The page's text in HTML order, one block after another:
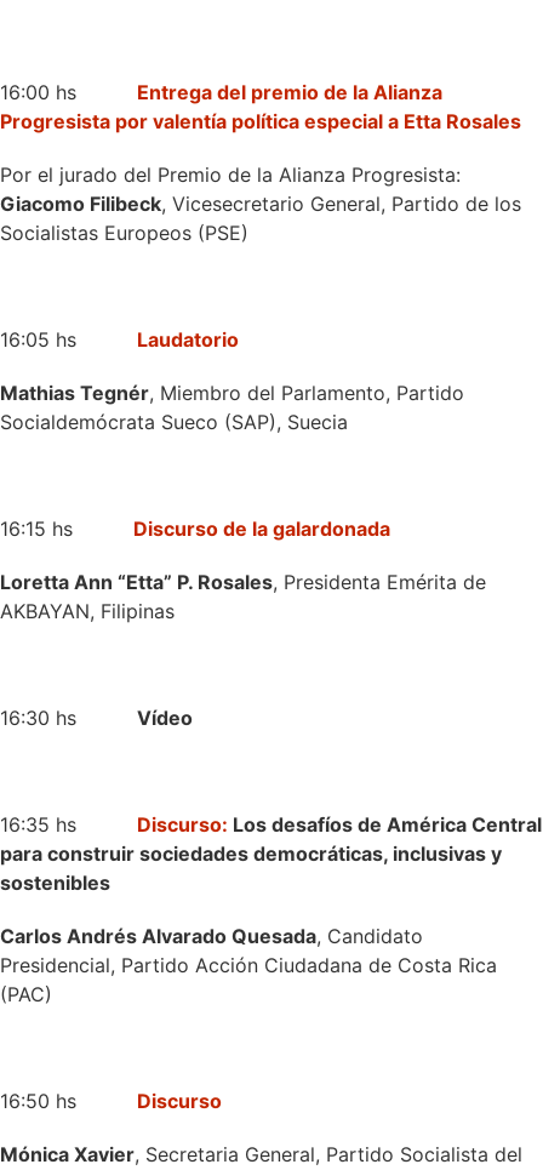
16:00 hs Entrega del premio de la Alianza
Progresista por valentía política especial a Etta Rosales
Por el jurado del Premio de la Alianza Progresista:
Giacomo Filibeck, Vicesecretario General, Partido de los
Socialistas Europeos (PSE)
16:05 hs Laudatorio
Mathias Tegnér, Miembro del Parlamento, Partido
Socialdemócrata Sueco (SAP), Suecia
16:15 hs Discurso de la galardonada
Loretta Ann “Etta” P. Rosales, Presidenta Emérita de
AKBAYAN, Filipinas
16:30 hs Vídeo
16:35 hs Discurso: Los desafíos de América Central
para construir sociedades democráticas, inclusivas y
sostenibles
Carlos Andrés Alvarado Quesada, Candidato
Presidencial, Partido Acción Ciudadana de Costa Rica
(PAC)
16:50 hs Discurso
Mónica Xavier, Secretaria General, Partido Socialista del